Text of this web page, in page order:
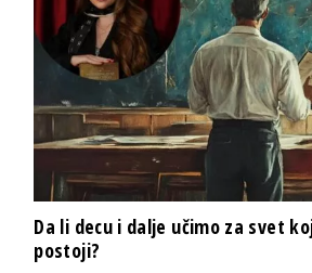
Da li decu i dalje učimo za svet
postoji?